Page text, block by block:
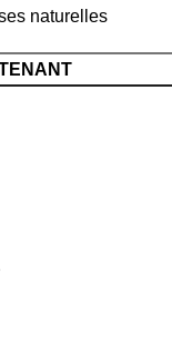
naturelles